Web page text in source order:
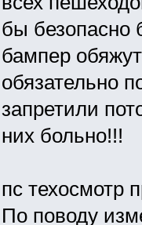
бы безопасно
бампер
обязательно
запретили
них больно!!!
пс техосмотр
По поводу